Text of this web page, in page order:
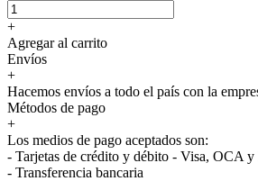
+
Agregar al carrito
Envíos
+
Hacemos envíos a todo el país con la
Métodos de pago
+
Los medios de pago aceptados son:
- Tarjetas de crédito y débito - Visa, OCA y
- Transferencia bancaria